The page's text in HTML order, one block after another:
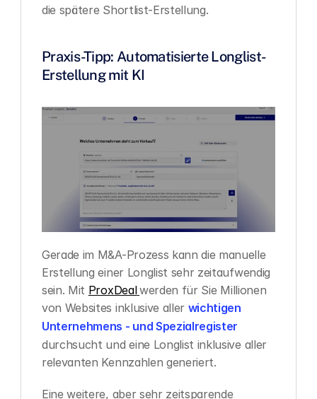
die spätere Shortlist-Erstellung.
Praxis-Tipp: Automatisierte Longlist-
Erstellung mit KI
Gerade im M&A-Prozess kann die manuelle
Erstellung einer Longlist sehr zeitaufwendig
sein. Mit ProxDealwerden für Sie Millionen
von Websites inklusive aller wichtigen
Unternehmens - und Spezialregister
durchsucht und eine Longlist inklusive aller
relevanten Kennzahlen generiert.
Eine weitere, aber sehr zeitsparende